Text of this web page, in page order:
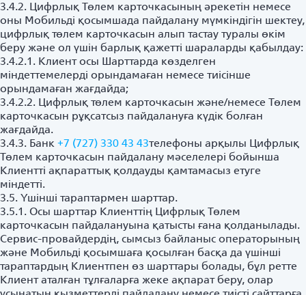
3.4.2. Цифрлық Төлем карточкасының әрекетін немесе
оны Мобильді қосымшада пайдалану мүмкіндігін шектеу,
цифрлық төлем карточкасын алып тастау туралы өкім
беру және ол үшін барлық қажетті шараларды қабылдау:
3.4.2.1. Клиент осы Шарттарда көзделген
міндеттемелерді орындамаған немесе тиісінше
орындамаған жағдайда;
3.4.2.2. Цифрлық төлем карточкасын және/немесе Төлем
карточкасын рұқсатсыз пайдалануға күдік болған
жағдайда.
3.4.3. Банк +7 (727) 330 43 43телефоны арқылы Цифрлық
Төлем карточкасын пайдалану мәселелері бойынша
Клиентті ақпараттық қолдауды қамтамасыз етуге
міндетті.
3.5. Үшінші тараптармен шарттар.
3.5.1. Осы шарттар Клиенттің Цифрлық Төлем
карточкасын пайдалануына қатысты ғана қолданылады.
Сервис-провайдердің, сымсыз байланыс операторының
және Мобильді қосымшаға қосылған басқа да үшінші
тараптардың Клиентпен өз шарттары болады, бұл ретте
Клиент аталған тұлғаларға жеке ақпарат беру, олар